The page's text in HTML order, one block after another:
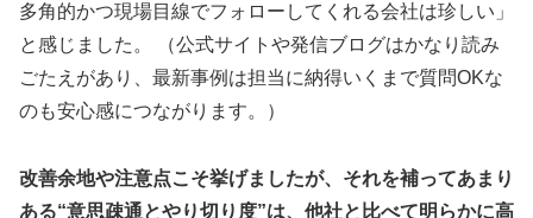
多角的かつ現場目線でフォローしてくれる会社は珍しい」
と感じました。 （公式サイトや発信ブログはかなり読み
ごたえがあり、最新事例は担当に納得いくまで質問OKな
のも安心感につながります。）
改善余地や注意点こそ挙げましたが、それを補ってあまり
ある“意思疎通とやり切り度”は、他社と比べて明らかに高